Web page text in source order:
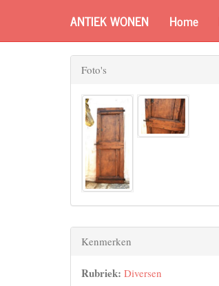
ANTIEK WONEN Home
Foto's
Kenmerken
Rubriek: Diversen